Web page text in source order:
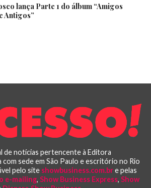
lança Parte 1 do álbum “Amigos
Antigos”
de notícias pertencente à Editora
com sede em São Paulo e escritório no Rio
pelo site showbusiness.com.bre pelas
e-mailing, Show Business Express, Show